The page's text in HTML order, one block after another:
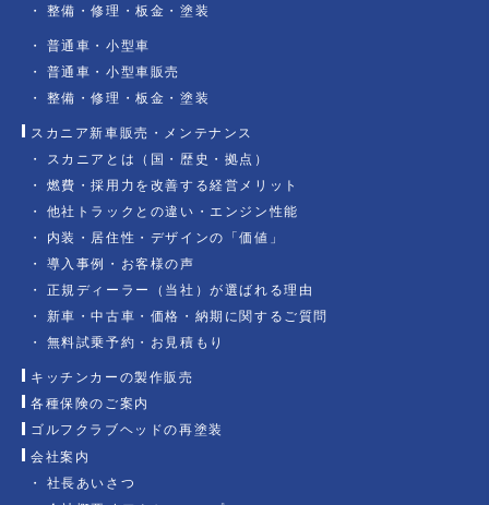
整備・修理・板金・塗装
普通車・小型車
普通車・小型車販売
整備・修理・板金・塗装
スカニア新車販売・メンテナンス
スカニアとは（国・歴史・拠点）
燃費・採用力を改善する経営メリット
他社トラックとの違い・エンジン性能
内装・居住性・デザインの「価値」
導入事例・お客様の声
正規ディーラー（当社）が選ばれる理由
新車・中古車・価格・納期に関するご質問
無料試乗予約・お見積もり
キッチンカーの製作販売
各種保険のご案内
ゴルフクラブヘッドの再塗装
会社案内
社長あいさつ